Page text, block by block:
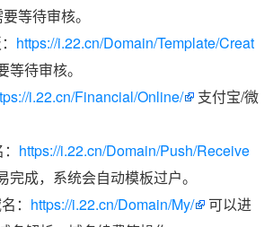
等待审核。
https://i.22.cn/Domain/Template/Creat
等待审核。
i.22.cn/Financial/Online/
支付宝/微
https://i.22.cn/Domain/Push/Receive
完成，系统会自动模板过户。
： https://i.22.cn/Domain/My/
可以进